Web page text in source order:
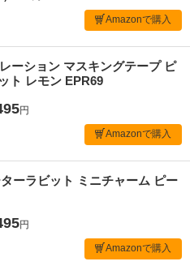
Amazonで購入
ーション マスキングテープ ピ
ト レモン EPR69
円
Amazonで購入
ーラビット ミニチャーム ピー
円
Amazonで購入